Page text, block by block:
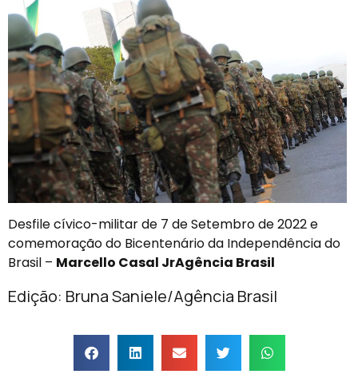
Desfile cívico-militar de 7 de Setembro de 2022 e
comemoração do Bicentenário da Independência do
Brasil – Marcello Casal JrAgência Brasil
Edição: Bruna Saniele/Agência Brasil